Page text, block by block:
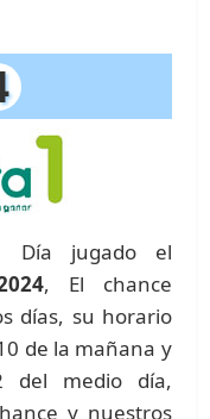
Día jugado el
, El chance
días, su horario
de la mañana y
del medio día,
y nuestros